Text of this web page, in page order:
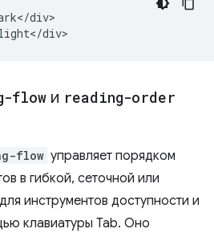
div>
flow и reading-order
flow управляет порядком
в гибкой, сеточной или
инструментов доступности и
клавиатуры Tab. Оно